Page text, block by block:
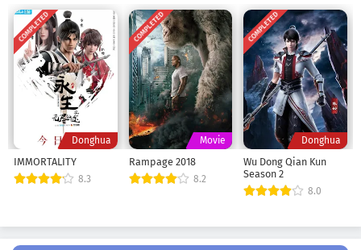
Eps 3 -4 Tahun yang lalu
Our Beloved Summer Episode 2
Eps 2 4 Tahun yang lalu
Our Beloved Summer Episode 1
Eps 1 -4 Tahun yang lalu
COMPLETED
Donghua
IMMORTALITY
8.3
COMPLETED
Movie
Rampage 2018
8.2
COMPLETED
Donghua
Wu Dong Qian Kun
Season 2
8.0